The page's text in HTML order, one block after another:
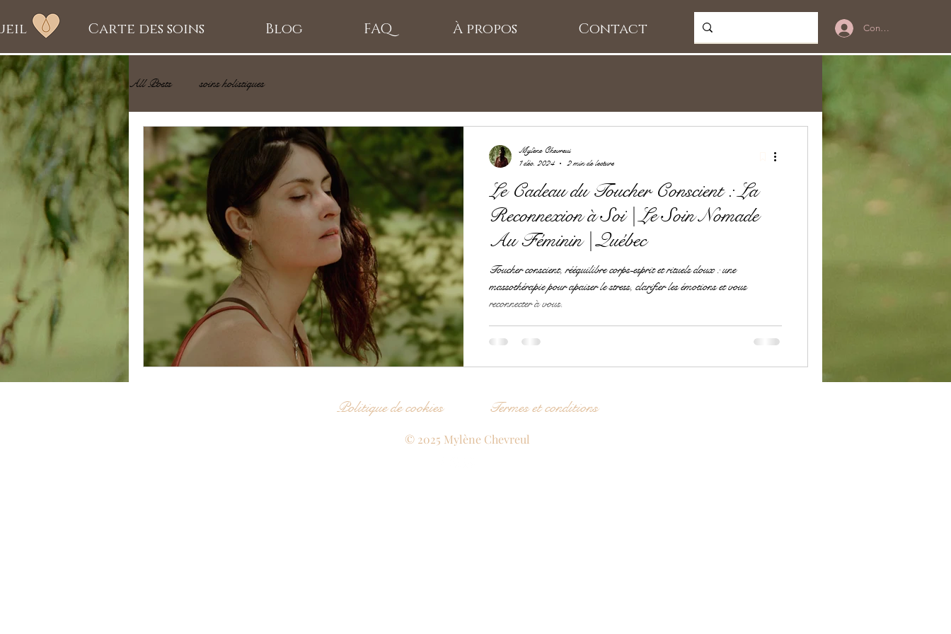
Carte des soins Blog FAQ À propos Contact Connexion
All Posts soins holistiques
Le Cadeau du Toucher Conscient : La
Reconnexion à Soi | Le Soin Nomade
Au Féminin | Québec
Toucher conscient, rééquilibre corps-esprit et rituels doux : une
massothérapie pour apaiser le stress, clarifier les émotions et vous
reconnecter à vous.
Mylène Chevreul
1 déc. 2024
2 min de lecture
Politique de cookies Termes et conditions
© 2025 Mylène Chevreul